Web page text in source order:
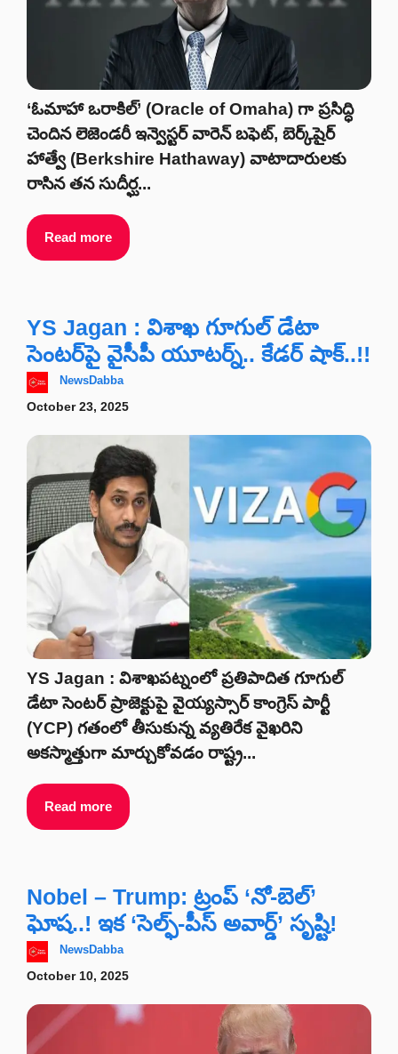
‘ఓమాహా ఒరాకిల్’ (Oracle of Omaha) గా ప్రసిద్ధి
చెందిన లెజెండరీ ఇన్వెస్టర్ వారెన్ బఫెట్, బెర్క్‌షైర్
హాత్వే (Berkshire Hathaway) వాటాదారులకు
రాసిన తన సుదీర్ఘ...
Read more
YS Jagan : విశాఖ గూగుల్ డేటా
సెంటర్‌పై వైసీపీ యూటర్న్.. కేడర్ షాక్..!!
NewsDabba
October 23, 2025
YS Jagan : విశాఖపట్నంలో ప్రతిపాదిత గూగుల్
డేటా సెంటర్ ప్రాజెక్టుపై వైయ్యస్సార్ కాంగ్రెస్ పార్టీ
(YCP) గతంలో తీసుకున్న వ్యతిరేక వైఖరిని
అకస్మాత్తుగా మార్చుకోవడం రాష్ట్ర...
Read more
Nobel – Trump: ట్రంప్ ‘నో-బెల్’
ఘోష..! ఇక ‘సెల్ఫ్-పీస్ అవార్డ్’ సృష్టి!
NewsDabba
October 10, 2025